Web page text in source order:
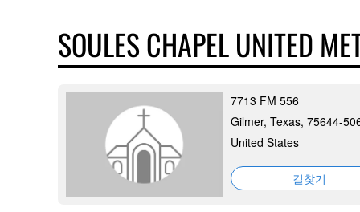
SOULES CHAPEL UNITED
7713 FM 556
Gilmer, Texas, 75644-
United States
길찾기